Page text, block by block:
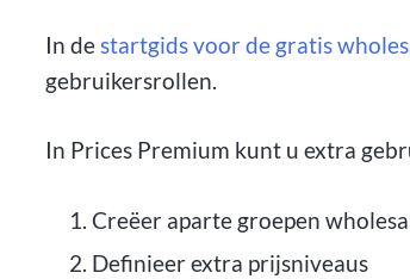
In destartgids voor de gratis
gebruikersrollen.
In Prices Premium kunt u extra
Creëer aparte groepen
Definieer extra prijsniveaus